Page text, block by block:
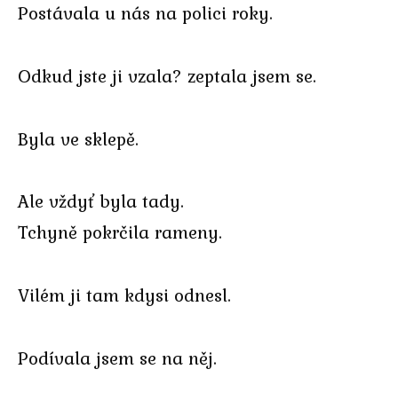
Postávala u nás na polici roky.
Odkud jste ji vzala? zeptala jsem se.
Byla ve sklepě.
Ale vždyť byla tady.
Tchyně pokrčila rameny.
Vilém ji tam kdysi odnesl.
Podívala jsem se na něj.